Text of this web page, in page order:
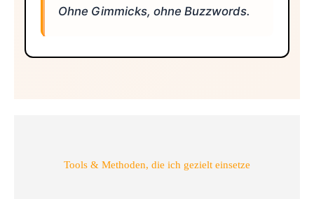
Ohne Gimmicks, ohne Buzzwords.
Tools & Methoden, die ich gezielt einsetze